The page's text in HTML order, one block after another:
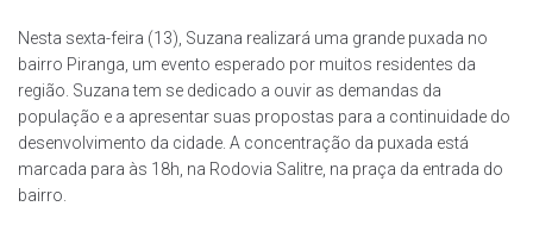
Nesta sexta-feira (13), Suzana realizará uma grande puxada no
bairro Piranga, um evento esperado por muitos residentes da
região. Suzana tem se dedicado a ouvir as demandas da
população e a apresentar suas propostas para a continuidade do
desenvolvimento da cidade. A concentração da puxada está
marcada para às 18h, na Rodovia Salitre, na praça da entrada do
bairro.